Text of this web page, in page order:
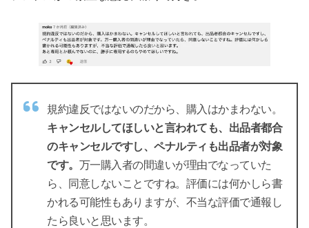
規約違反ではないのだから、購入はかまわない。
キャンセルしてほしいと言われても、出品者都合
のキャンセルですし、ペナルティも出品者が対象
です。
万一購入者の間違いが理由でなっていた
ら、同意しないことですね。評価には何かしら書
かれる可能性もありますが、不当な評価で通報し
たら良いと思います。